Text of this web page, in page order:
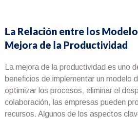
La Relación entre los
Mejora de la Productividad
La mejora de la productividad es uno
beneficios de implementar un modelo
optimizar los procesos, eliminar el
colaboración, las empresas pueden
recursos. Algunos de los aspectos